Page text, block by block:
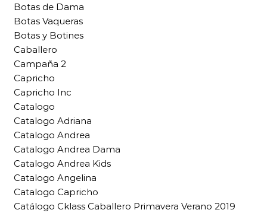
Botas de Dama
Botas Vaqueras
Botas y Botines
Caballero
Campaña 2
Capricho
Capricho Inc
Catalogo
Catalogo Adriana
Catalogo Andrea
Catalogo Andrea Dama
Catalogo Andrea Kids
Catalogo Angelina
Catalogo Capricho
Catálogo Cklass Caballero Primavera Verano 2019